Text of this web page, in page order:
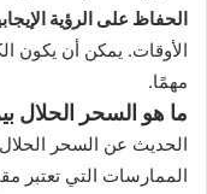
الحفاظ على الرؤية
الأوقات. يمكن أن يكون
مهمًا.
ما هو السحر الحلال
الحديث عن السحر
الممارسات التي تعتبر